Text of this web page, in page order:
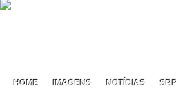
HOME IMAGENS NOTÍCIAS SRP